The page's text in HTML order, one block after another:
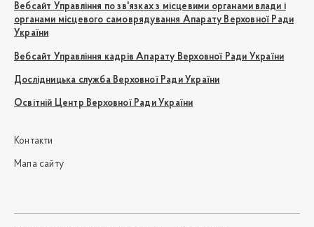
Вебсайт Управління по зв'язках з місцевими органами влади і
органами місцевого самоврядування Апарату Верховної Ради
України
Вебсайт Управління кадрів Апарату Верховної Ради України
Дослідницька служба Верховної Ради України
Освітній Центр Верховної Ради України
Контакти
Мапа сайту